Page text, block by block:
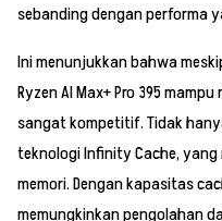
sebanding dengan performa
Ini menunjukkan bahwa
Ryzen AI Max+ Pro 395
sangat kompetitif. Tidak
teknologi Infinity Cache,
memori. Dengan kapasitas
memungkinkan pengolahan